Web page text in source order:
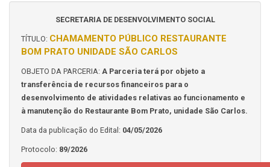
SECRETARIA DE DESENVOLVIMENTO SOCIAL
TÍTULO: CHAMAMENTO PÚBLICO RESTAURANTE
BOM PRATO UNIDADE SÃO CARLOS
OBJETO DA PARCERIA: A Parceria terá por objeto a
transferência de recursos financeiros para o
desenvolvimento de atividades relativas ao funcionamento e
à manutenção do Restaurante Bom Prato, unidade São Carlos.
Data da publicação do Edital: 04/05/2026
Protocolo: 89/2026